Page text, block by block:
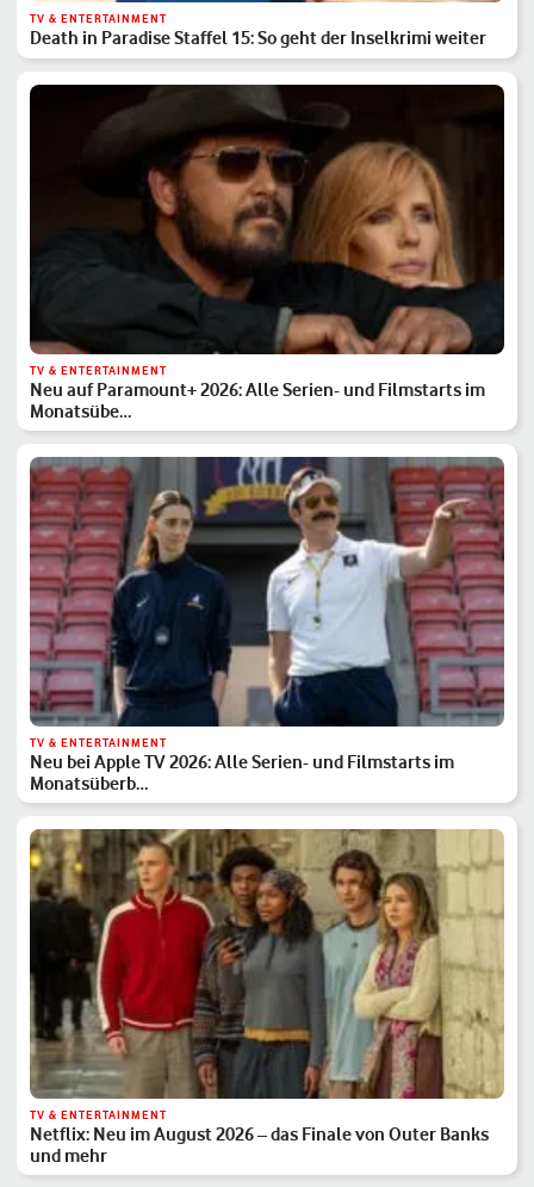
TV & ENTERTAINMENT
Death in Paradise Staffel 15: So geht der Inselkrimi weiter
TV & ENTERTAINMENT
Neu auf Paramount+ 2026: Alle Serien- und Filmstarts im
Monatsübe…
TV & ENTERTAINMENT
Neu bei Apple TV 2026: Alle Serien- und Filmstarts im
Monatsüberb…
TV & ENTERTAINMENT
Netflix: Neu im August 2026 – das Finale von Outer Banks
und mehr